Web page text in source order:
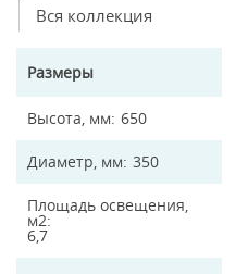
Вся коллекция
Размеры
Высота, мм 650
Диаметр, мм 350
Площадь освещения,
м2
6,7